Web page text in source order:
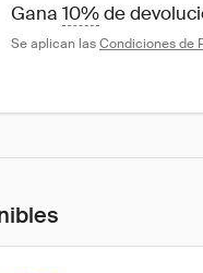
Gana 10% de
Se aplican las Condiciones de